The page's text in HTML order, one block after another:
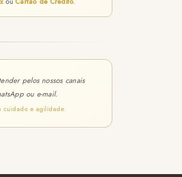
pelos nossos canais
ou e-mail.
cuidado e agilidade.